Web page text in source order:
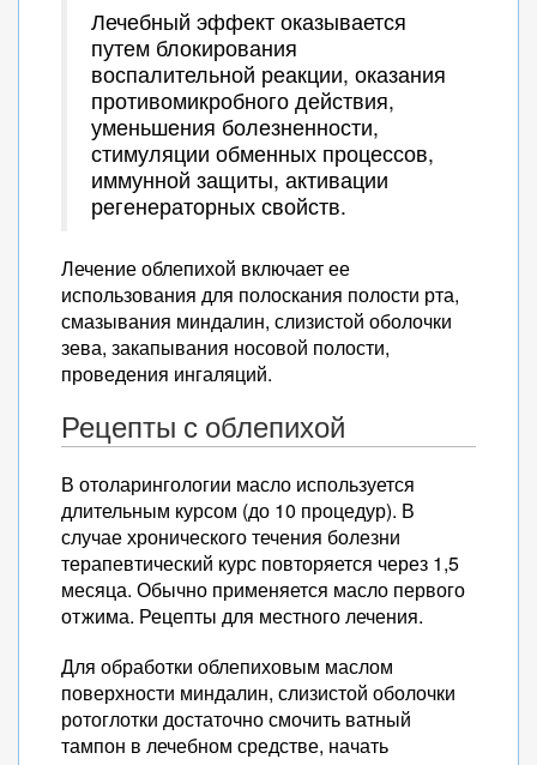
Лечебный эффект оказывается
путем блокирования
воспалительной реакции, оказания
противомикробного действия,
уменьшения болезненности,
стимуляции обменных процессов,
иммунной защиты, активации
регенераторных свойств.
Лечение облепихой включает ее
использования для полоскания полости рта,
смазывания миндалин, слизистой оболочки
зева, закапывания носовой полости,
проведения ингаляций.
Рецепты с облепихой
В отоларингологии масло используется
длительным курсом (до 10 процедур). В
случае хронического течения болезни
терапевтический курс повторяется через 1,5
месяца. Обычно применяется масло первого
отжима. Рецепты для местного лечения.
Для обработки облепиховым маслом
поверхности миндалин, слизистой оболочки
ротоглотки достаточно смочить ватный
тампон в лечебном средстве, начать